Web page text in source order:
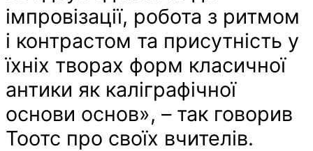
імпровізації, робота з ритмом
і контрастом та присутність у
їхніх творах форм класичної
антики як каліграфічної
основи основ», – так говорив
Тоотс про своїх вчителів.